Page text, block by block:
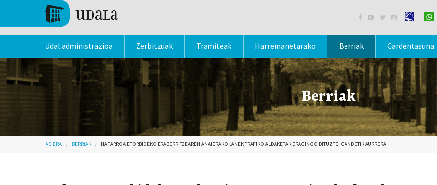
Skip to main content
   
Udal administrazioa Zerbitzuak Tramiteak Harremanetarako Berriak Gardentasuna
Berriak
Hemen zaude
HASIERA BERRIAK NAFARROA ETORBIDEKO ERABERRITZEAREN AMAIERAKO LANEK TRAFIKO ALDAKETAK ERAGINGO DITUZTE IGANDETIK AURRERA